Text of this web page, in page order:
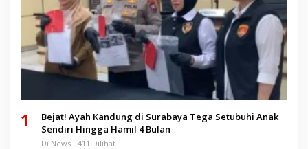
1
Bejat! Ayah Kandung di Surabaya Tega Setubuhi Anak
Sendiri Hingga Hamil 4 Bulan
Di News 411 Dilihat